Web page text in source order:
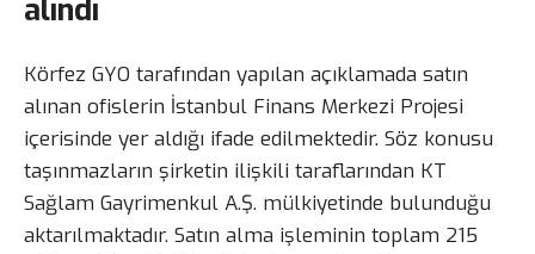
alındı
Körfez GYO tarafından yapılan açıklamada satın
alınan ofislerin İstanbul Finans Merkezi Projesi
içerisinde yer aldığı ifade edilmektedir. Söz konusu
taşınmazların şirketin ilişkili taraflarından KT
Sağlam Gayrimenkul A.Ş. mülkiyetinde bulunduğu
aktarılmaktadır. Satın alma işleminin toplam 215